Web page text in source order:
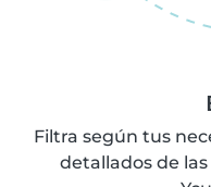
Filtra según tus
detallados de